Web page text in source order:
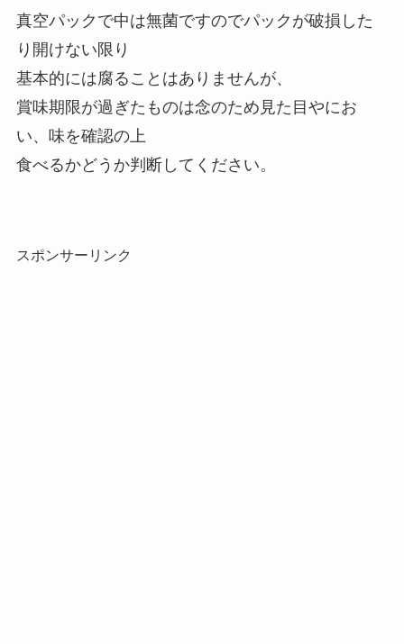
真空パックで中は無菌ですのでパックが破損した
り開けない限り
基本的には腐ることはありませんが、
賞味期限が過ぎたものは念のため見た目やにお
い、味を確認の上
食べるかどうか判断してください。
スポンサーリンク